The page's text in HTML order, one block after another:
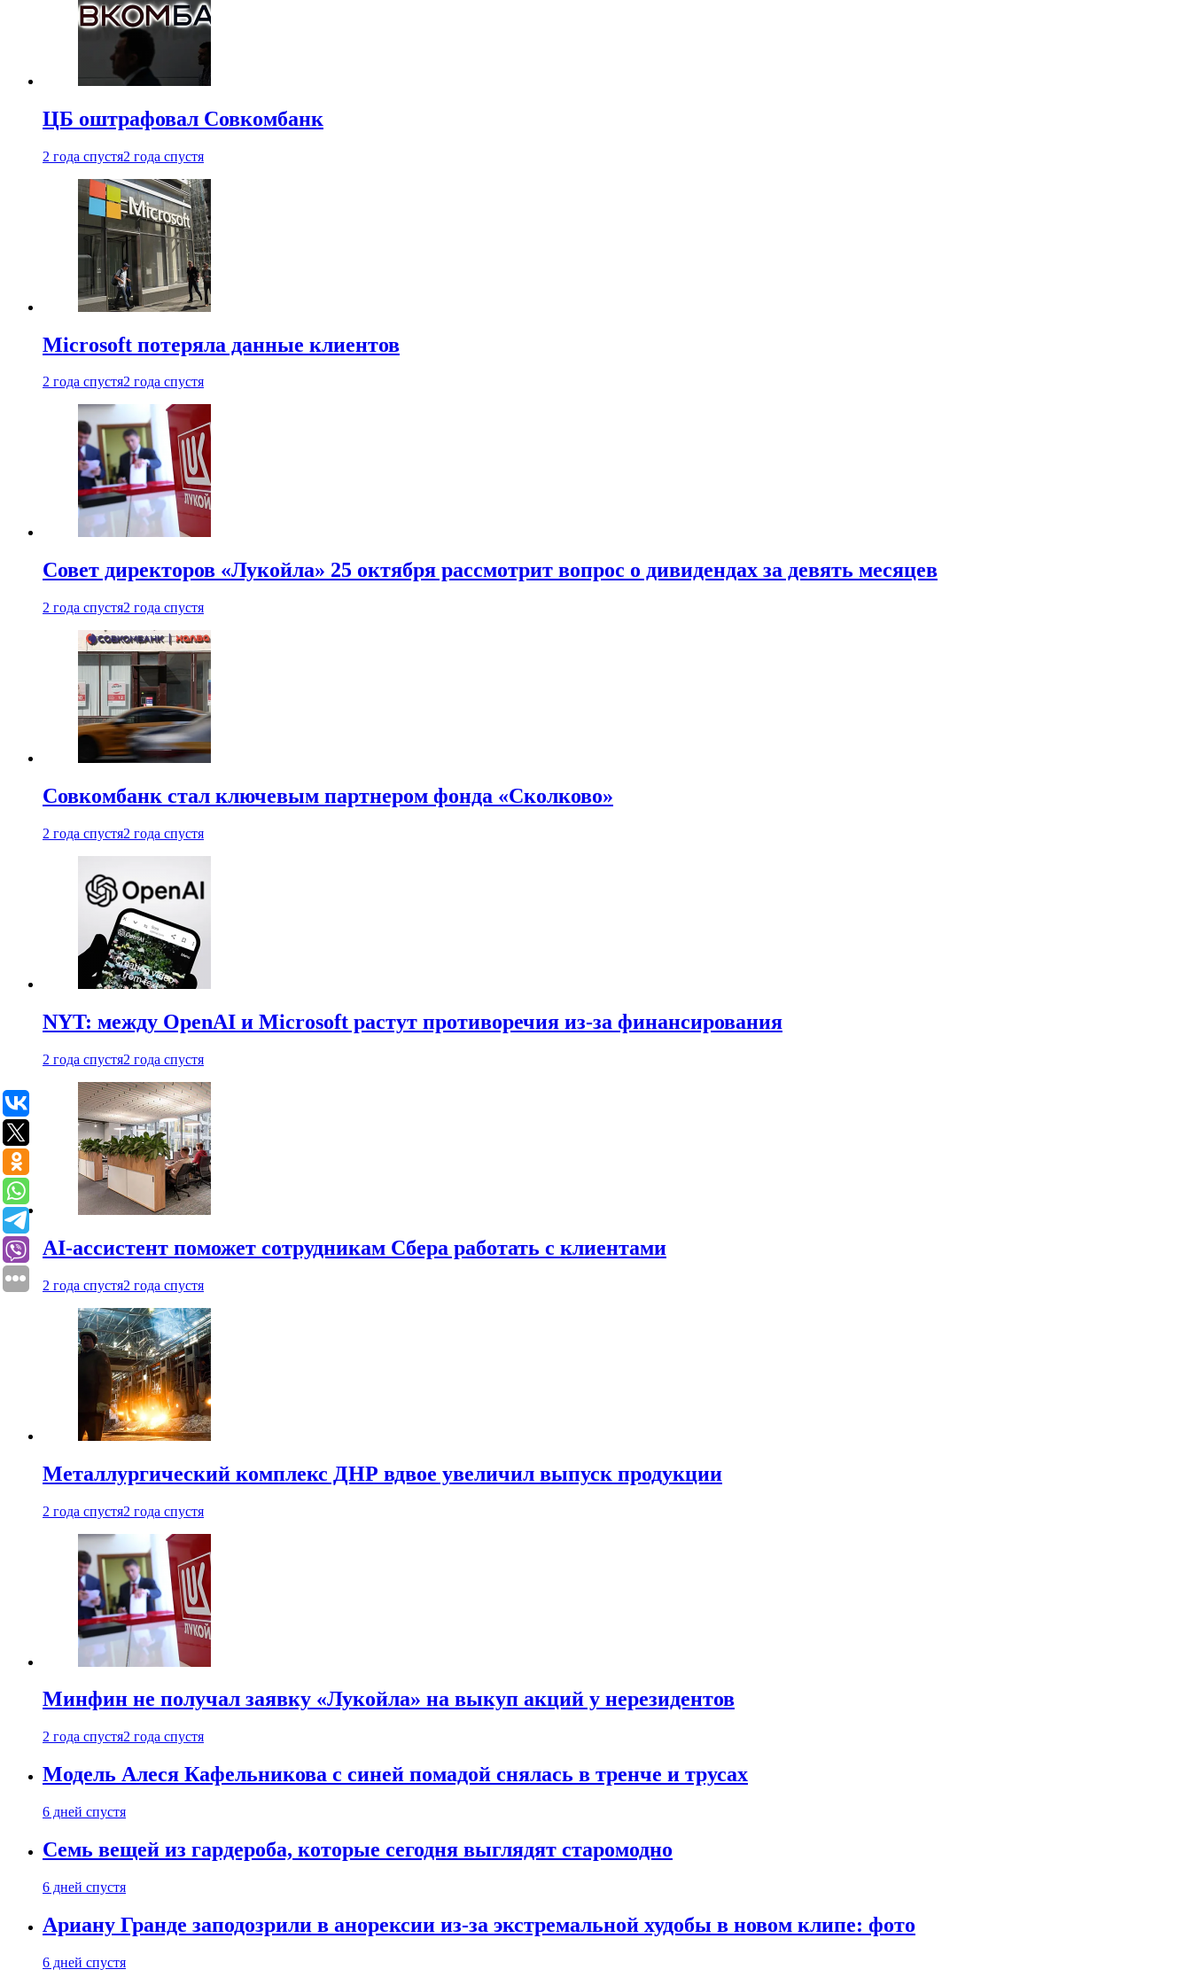
ЦБ оштрафовал Совкомбанк
2 года спустя2 года спустя
Microsoft потеряла данные клиентов
2 года спустя2 года спустя
Совет директоров «Лукойла» 25 октября рассмотрит вопрос о дивидендах за девять месяцев
2 года спустя2 года спустя
Совкомбанк стал ключевым партнером фонда «Сколково»
2 года спустя2 года спустя
NYT: между OpenAI и Microsoft растут противоречия из-за финансирования
2 года спустя2 года спустя
AI-ассистент поможет сотрудникам Сбера работать с клиентами
2 года спустя2 года спустя
Металлургический комплекс ДНР вдвое увеличил выпуск продукции
2 года спустя2 года спустя
Минфин не получал заявку «Лукойла» на выкуп акций у нерезидентов
2 года спустя2 года спустя
Модель Алеся Кафельникова с синей помадой снялась в тренче и трусах
6 дней спустя
Семь вещей из гардероба, которые сегодня выглядят старомодно
6 дней спустя
Ариану Гранде заподозрили в анорексии из-за экстремальной худобы в новом клипе: фото
6 дней спустя